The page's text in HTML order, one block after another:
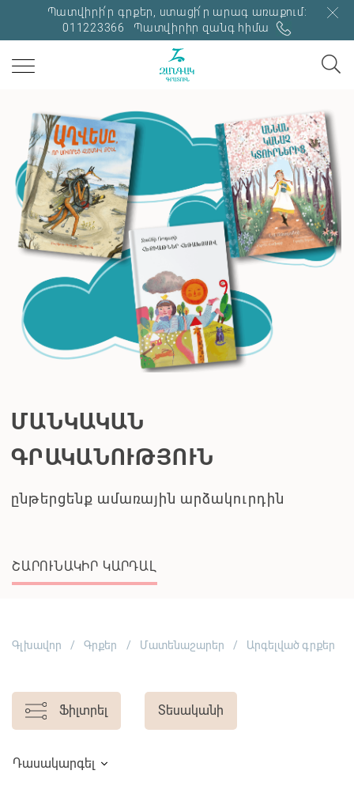
Պատվիրի՛ր գրքեր, ստացի՛ր արագ առաքում:
011223366
Պատվիրիր զանգ հիմա
ՄԱՆԿԱԿԱՆ
ԳՐԱԿԱՆՈՒԹՅՈՒՆ
ընթերցենք ամառային արձակուրդին
ՇԱՐՈՒՆԱԿԻՐ ԿԱՐԴԱԼ
Գլխավոր Գրքեր Մատենաշարեր Արգելված գրքեր
Ֆիլտրել Տեսականի
Դասակարգել